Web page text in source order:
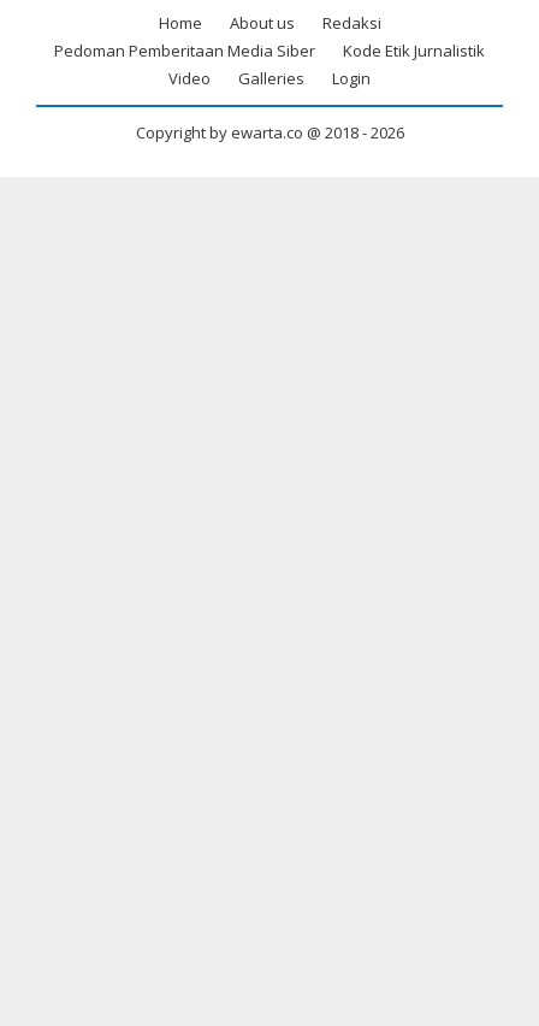
Footer
Home About us
Redaksi
Pedoman Pemberitaan Media Siber
Kode Etik Jurnalistik
Video
Galleries Login
Copyright by ewarta.co @ 2018 -2026